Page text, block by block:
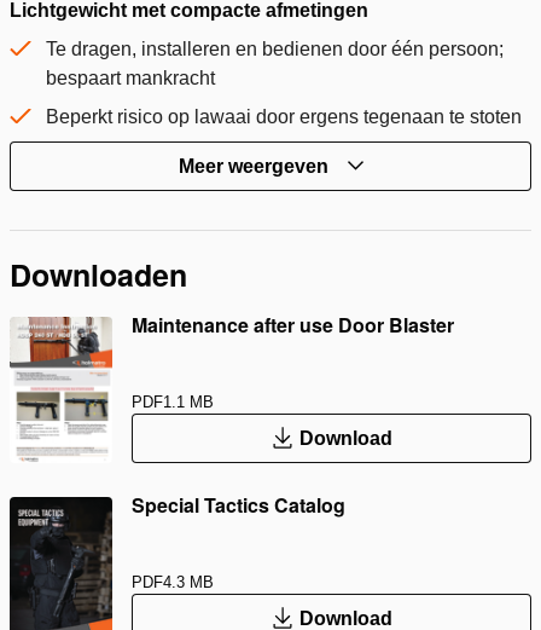
Lichtgewicht met compacte afmetingen
Te dragen, installeren en bedienen door één persoon;
bespaart mankracht
Beperkt risico op lawaai door ergens tegenaan te stoten
Meer weergeven
Downloaden
Maintenance after use Door Blaster
PDF1.1 MB
Download
Special Tactics Catalog
PDF4.3 MB
Download